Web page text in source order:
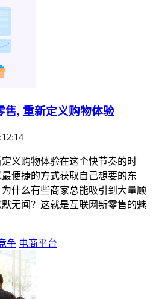
售, 重新定义购物体验
义购物体验在这个快节奏的时
便捷的方式获取自己想要的东
什么有些商家总能吸引到大量顾
无闻？这就是互联网新零售的魅
争 电商平台